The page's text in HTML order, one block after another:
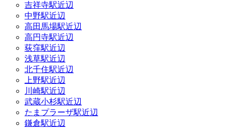
吉祥寺駅近辺
中野駅近辺
高田馬場駅近辺
高円寺駅近辺
荻窪駅近辺
浅草駅近辺
北千住駅近辺
上野駅近辺
川崎駅近辺
武蔵小杉駅近辺
たまプラーザ駅近辺
鎌倉駅近辺